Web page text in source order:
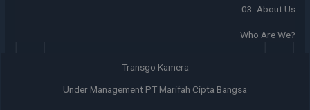
03. About Us
Who Are We?
Transgo Kamera
Under Management PT Marifah Cipta Bangsa